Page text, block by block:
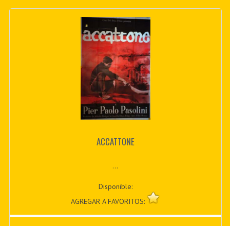
ACCATTONE
...
Disponible:
AGREGAR A FAVORITOS: